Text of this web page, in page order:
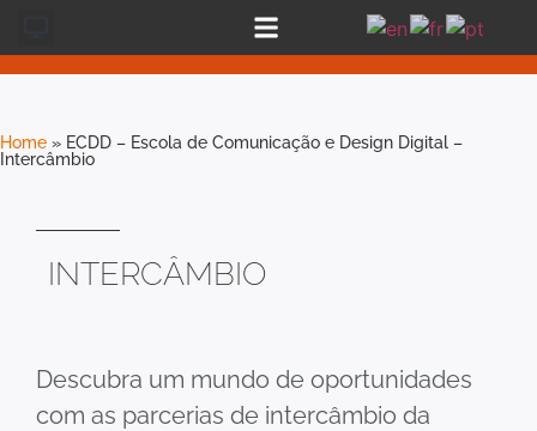
Home » ECDD – Escola de Comunicação e Design Digital –
Intercâmbio
INTERCÂMBIO
Descubra um mundo de oportunidades
com as parcerias de intercâmbio da